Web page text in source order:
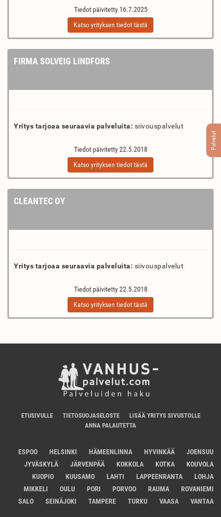
Palvelut
Tiedot päivitetty 16.7.2025
Katso yrityksen tiedot tästä
FIRMA SOLVEIG LINDFORS
Yritys tarjoaa seuraavia palveluita: siivouspalvelut
Tiedot päivitetty 22.5.2018
Katso yrityksen tiedot tästä
CLEANTEC OY
Yritys tarjoaa seuraavia palveluita: siivouspalvelut
Tiedot päivitetty 22.5.2018
Katso yrityksen tiedot tästä
ETUSIVULLE TIETOSUOJASELOSTE
LISÄÄ YRITYS SIVUSTOLLE
ANNA PALAUTETTA
ESPOO HELSINKI HÄMEENLINNA HYVINKÄÄ
JOENSUU
JYVÄSKYLÄ
JÄRVENPÄÄ KOKKOLA KOTKA
KOUVOLA
KUOPIO
KUUSAMO LAHTI LAPPEENRANTA
LOHJA
MIKKELI
OULU PORI PORVOO RAUMA
ROVANIEMI
SALO
SEINÄJOKI TAMPERE TURKU VAASA VANTAA